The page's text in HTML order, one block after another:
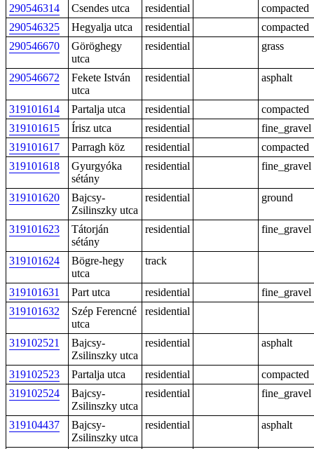
290546314
Csendes utca residential
compacted
290546325
Hegyalja utca residential
compacted
290546670
Göröghegy
utca
residential grass
290546672
Fekete István
utca
residential asphalt
319101614 Partalja utca residential
compacted
319101615
Írisz utca residential
fine_gravel
319101617
Parragh köz residential
compacted
319101618
Gyurgyóka
sétány
residential fine_gravel
319101620
Bajcsy-
Zsilinszky utca
residential ground
319101623
Tátorján
sétány
residential fine_gravel
319101624
Bögre-hegy
utca
track
319101631 Part utca residential
fine_gravel
319101632
Szép Ferencné
utca
residential
319102521
Bajcsy-
Zsilinszky utca
residential asphalt
319102523 Partalja utca residential
compacted
319102524
Bajcsy-
Zsilinszky utca
residential fine_gravel
319104437
Bajcsy-
Zsilinszky utca
residential asphalt